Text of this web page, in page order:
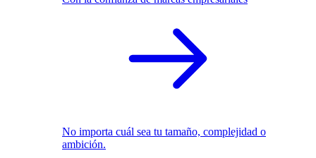
No importa cuál sea tu tamaño, complejidad o
ambición.